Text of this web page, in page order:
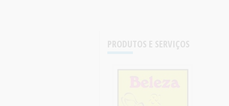
PRODUTOS E SERVIÇOS